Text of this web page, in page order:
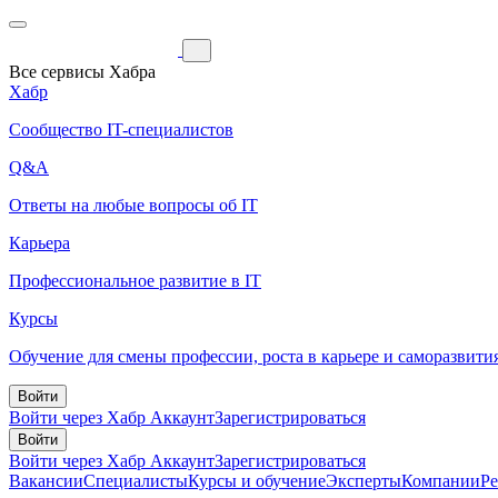
Все сервисы Хабра
Хабр
Сообщество IT-специалистов
Q&A
Ответы на любые вопросы об IT
Карьера
Профессиональное развитие в IT
Курсы
Обучение для смены профессии, роста в карьере и
Войти
Войти через Хабр АккаунтЗарегистрироваться
Войти
Войти через Хабр АккаунтЗарегистрироваться
ВакансииСпециалистыКурсы и обучениеЭкспертыКомпании